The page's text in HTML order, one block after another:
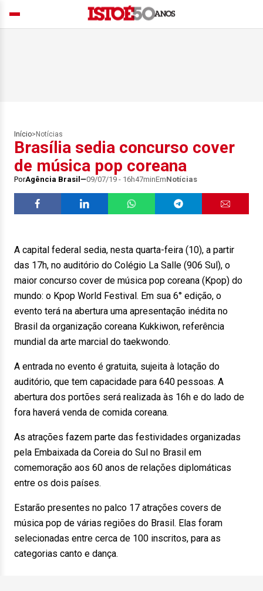
Início> Notícias
Brasília sedia concurso cover ​
de música pop coreana
PorAgência Brasil 09/07/19 - 16h47minEmNotícias
A capital federal sedia, nesta quarta-feira (10), a partir
das 17h, no auditório do Colégio La Salle (906 Sul), o
maior concurso cover de música pop coreana (Kpop) do
mundo: o Kpop World Festival. Em sua 6° edição, o
evento terá na abertura uma apresentação inédita no
Brasil da organização coreana Kukkiwon, referência
mundial da arte marcial do taekwondo.
A entrada no evento é gratuita, sujeita à lotação do
auditório, que tem capacidade para 640 pessoas. A
abertura dos portões será realizada às 16h e do lado de
fora haverá venda de comida coreana.
As atrações fazem parte das festividades organizadas
pela Embaixada da Coreia do Sul no Brasil em
comemoração aos 60 anos de relações diplomáticas
entre os dois países.
Estarão presentes no palco 17 atrações covers de
música pop de várias regiões do Brasil. Elas foram
selecionadas entre cerca de 100 inscritos, para as
categorias canto e dança.